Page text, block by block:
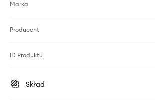
Marka
Producent
ID Produktu
Skład